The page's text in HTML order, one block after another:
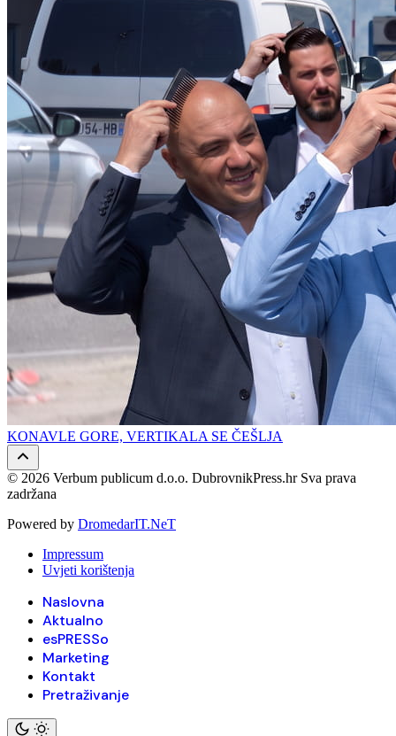
KONAVLE GORE, VERTIKALA SE ČEŠLJA
© 2026 Verbum publicum d.o.o. DubrovnikPress.hr Sva prava
zadržana
Powered by DromedarIT.NeT
Impressum
Uvjeti korištenja
Naslovna
Aktualno
esPRESSo
Marketing
Kontakt
Pretraživanje